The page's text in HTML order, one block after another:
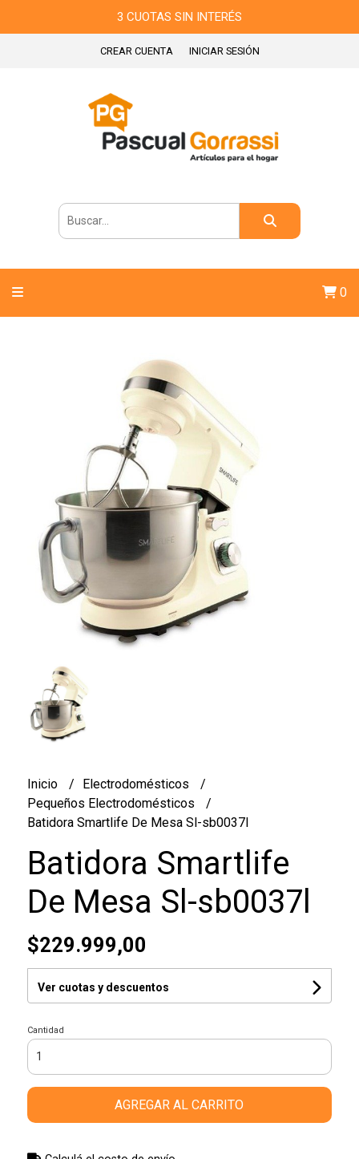
3 CUOTAS SIN INTERÉS
CREAR CUENTA INICIAR SESIÓN
0
Inicio
Electrodomésticos
Pequeños Electrodomésticos
Batidora Smartlife De Mesa Sl-sb0037l
Batidora Smartlife
De Mesa Sl-sb0037l
$229.999,00
Ver cuotas y descuentos
Cantidad
AGREGAR AL CARRITO